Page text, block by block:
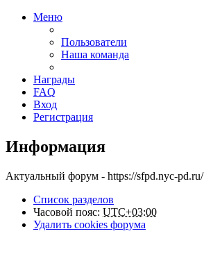
Меню
Пользователи
Наша команда
Награды
FAQ
Вход
Регистрация
Информация
Актуальный форум - https://sfpd.nyc-pd.ru/
Список разделов
Часовой пояс: UTC+03:00
Удалить cookies форума